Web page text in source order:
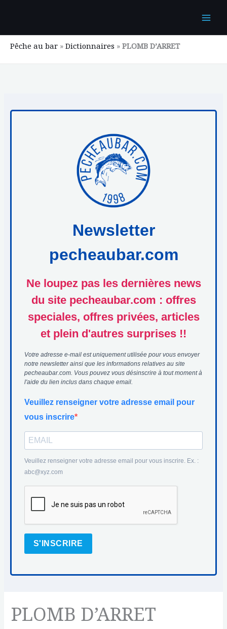
contenu
Pêche au bar » Dictionnaires » PLOMB D’ARRET
Newsletter
pecheaubar.com
Ne loupez pas les dernières news
du site pecheaubar.com : offres
speciales, offres privées, articles
et plein d'autres surprises !!
Votre adresse e-mail est uniquement utilisée pour vous envoyer
notre newsletter ainsi que les informations relatives au site
pecheaubar.com. Vous pouvez vous désinscrire à tout moment à
l'aide du lien inclus dans chaque email.
Veuillez renseigner votre adresse email pour
vous inscrire
Veuillez renseigner votre adresse email pour vous inscrire. Ex. :
abc@xyz.com
S'INSCRIRE
PLOMB D’ARRET